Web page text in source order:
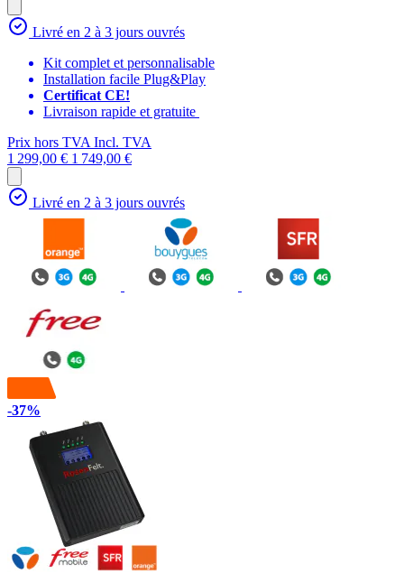
Livré en 2 à 3 jours ouvrés
Kit complet et personnalisable
Installation facile Plug&Play
Certificat CE!
Livraison rapide et gratuite
Prix hors TVAIncl. TVA
1 299,00 € 1 749,00 €
Livré en 2 à 3 jours ouvrés
-37%